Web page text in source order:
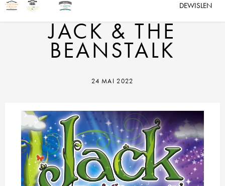
DEWISLEN
JACK & THE
BEANSTALK
24 MAI 2022